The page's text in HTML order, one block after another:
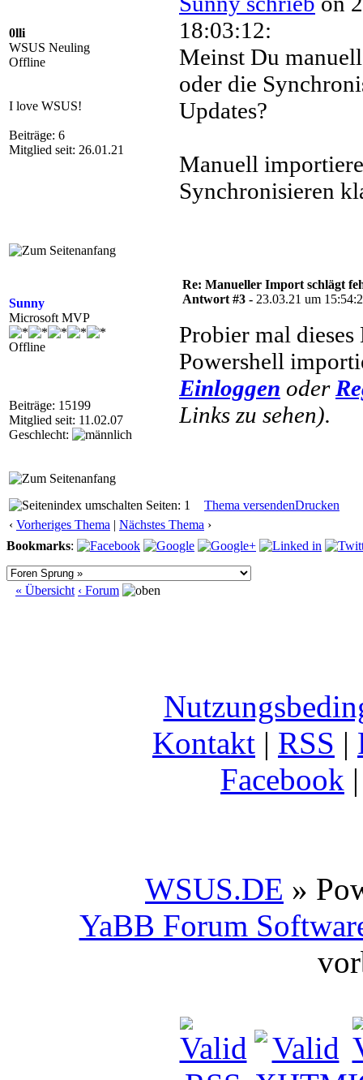
0lli
WSUS Neuling
Offline
I love WSUS!
Beiträge: 6
Mitglied seit: 26.01.21
18:03:12:
Meinst Du
oder die
Updates?
Manuell
Synchronisieren
Sunny
Microsoft MVP
Offline
Beiträge: 15199
Mitglied seit: 11.02.07
Geschlecht:
Re: Manueller Import schlägt
Antwort #3 - 23.03.21 um
Probier mal
Powershell
Einloggen oder
Links zu sehen).
Seiten: 1 Thema versendenDrucken
‹ Vorheriges Thema | Nächstes Thema ›
Bookmarks:
« Übersicht ‹ Forum
Kontakt | RSS |
Facebook
WSUS.DE »
YaBB Forum